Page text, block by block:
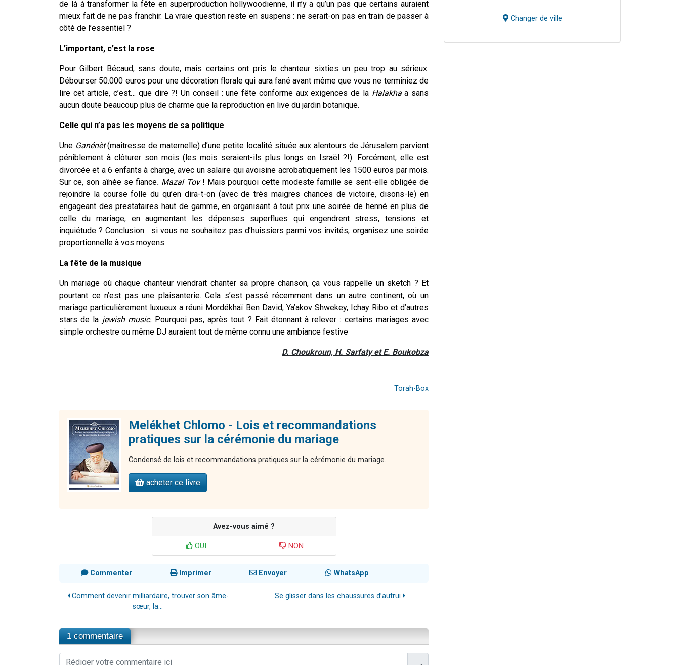
de là à transformer la fête en superproduction hollywoodienne, il n’y a qu’un pas que certains auraient
mieux fait de ne pas franchir. La vraie question reste en suspens : ne serait-on pas en train de passer à
côté de l’essentiel ?
L’important, c’est la rose
Pour Gilbert Bécaud, sans doute, mais certains ont pris le chanteur sixties un peu trop au sérieux.
Débourser 50.000 euros pour une décoration florale qui aura fané avant même que vous ne terminiez de
lire cet article, c’est… que dire ?! Un conseil : une fête conforme aux exigences de la Halakhaa sans
aucun doute beaucoup plus de charme que la reproduction en live du jardin botanique.
Celle qui n’a pas les moyens de sa politique
Une Ganénèt(maîtresse de maternelle) d’une petite localité située aux alentours de Jérusalem parvient
péniblement à clôturer son mois (les mois seraient-ils plus longs en Israël ?!). Forcément, elle est
divorcée et a 6 enfants à charge, avec un salaire qui avoisine acrobatiquement les 1500 euros par mois.
Sur ce, son aînée se fiance. Mazal Tov! Mais pourquoi cette modeste famille se sent-elle obligée de
rejoindre la course folle du qu’en dira-t-on (avec de très maigres chances de victoire, disons-le) en
engageant des prestataires haut de gamme, en organisant à tout prix une soirée de henné en plus de
celle du mariage, en augmentant les dépenses superflues qui engendrent stress, tensions et
inquiétude ? Conclusion : si vous ne souhaitez pas d’huissiers parmi vos invités, organisez une soirée
proportionnelle à vos moyens.
La fête de la musique
Un mariage où chaque chanteur viendrait chanter sa propre chanson, ça vous rappelle un sketch ? Et
pourtant ce n’est pas une plaisanterie. Cela s’est passé récemment dans un autre continent, où un
mariage particulièrement luxueux a réuni Mordékhaï Ben David, Ya’akov Shwekey, Ichay Ribo et d’autres
stars de la jewish music. Pourquoi pas, après tout ? Fait étonnant à relever : certains mariages avec
simple orchestre ou même DJ auraient tout de même connu une ambiance festive
D. Choukroun, H. Sarfaty et E. Boukobza
Torah-Box
Melékhet Chlomo - Lois et recommandations
pratiques sur la cérémonie du mariage
Condensé de lois et recommandations pratiques sur la cérémonie du mariage.
acheter ce livre
Avez-vous aimé ?
OUI NON
Commenter Imprimer Envoyer WhatsApp
Comment devenir milliardaire, trouver son âme-
sœur, la...
Se glisser dans les chaussures d’autrui
1 commentaire
Changer de ville